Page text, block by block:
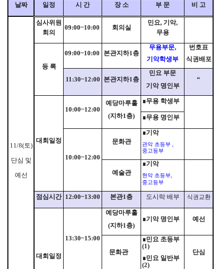
날짜 일정 시 간 장 소 부 문 비 고
11/8(토)
단심 및
예선
심사위원
회의
09:00~10:00 회의실
민요, 기악,
무용
등 록
09:00~10:00 본관지하1층
무용부문,
기악학생부
번호표
식권배포
11:30~12:00 본관지하1층
민요 부문
기악 명인부
“
대회일정
10:00~12:00
예당마루홀
(지하1층)
∎무용 학생부
∎무용 명인부
10:00~12:00
문화관
∎기악
관악 초등부
중고등부
예술관
∎기악
현악 초등부,
중고등부
점심시간 12:00~13:00 본관1층 도시락 배부 식권교환
대회일정
13:30~15:00
예당마루홀
(지하1층)
∎기악 명인부 예선
문화관
∎민요 초등부
(1)
∎민요 일반부
(2)
단심